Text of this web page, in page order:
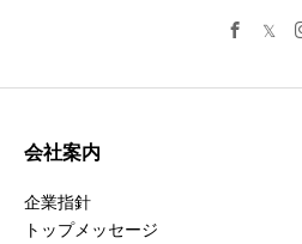
会社案内
企業指針
トップメッセージ